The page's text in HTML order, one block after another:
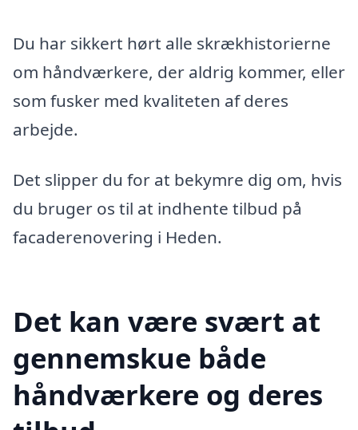
Du har sikkert hørt alle skrækhistorierne
om håndværkere, der aldrig kommer, eller
som fusker med kvaliteten af deres
arbejde.
Det slipper du for at bekymre dig om, hvis
du bruger os til at indhente tilbud på
facaderenovering i Heden.
Det kan være svært at
gennemskue både
håndværkere og deres